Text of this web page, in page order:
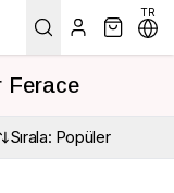
TR
Ferace
Sırala: Popüler